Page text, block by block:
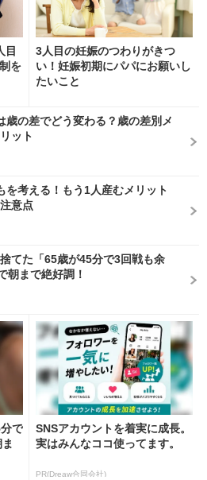
目
を
3人目の妊娠のつわりがきつ
い！妊娠初期にパパにお願いし
たいこと
歳の差でどう変わる？歳の差別メ
ット
を考える！もう1人産むメリット
意点
てた「65歳が45分で3回戦も余
朝まで絶好調！
で
SNSアカウントを着実に成長。
実はみんなココ使ってます。
PR(Dreaw合同会社)